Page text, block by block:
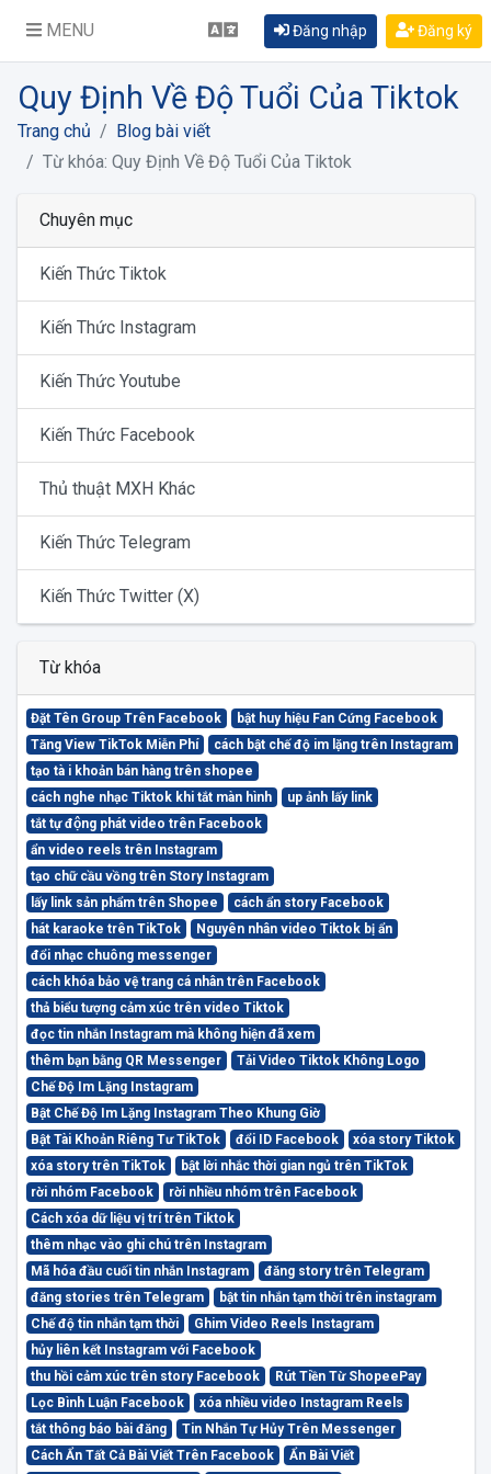
MENU Đăng nhập Đăng ký
Quy Định Về Độ Tuổi Của Tiktok
Trang chủ
Blog bài viết
Từ khóa: Quy Định Về Độ Tuổi Của Tiktok
Chuyên mục
Kiến Thức Tiktok
Kiến Thức Instagram
Kiến Thức Youtube
Kiến Thức Facebook
Thủ thuật MXH Khác
Kiến Thức Telegram
Kiến Thức Twitter (X)
Từ khóa
Đặt Tên Group Trên Facebook
bật huy hiệu Fan Cứng Facebook
Tăng View TikTok Miễn Phí
cách bật chế độ im lặng trên Instagram
tạo tà i khoản bán hàng trên shopee
cách nghe nhạc Tiktok khi tắt màn hình
up ảnh lấy link
tắt tự động phát video trên Facebook
ẩn video reels trên Instagram
tạo chữ cầu vồng trên Story Instagram
lấy link sản phẩm trên Shopee
cách ẩn story Facebook
hát karaoke trên TikTok
Nguyên nhân video Tiktok bị ẩn
đổi nhạc chuông messenger
cách khóa bảo vệ trang cá nhân trên Facebook
thả biểu tượng cảm xúc trên video Tiktok
đọc tin nhắn Instagram mà không hiện đã xem
thêm bạn bằng QR Messenger
Tải Video Tiktok Không Logo
Chế Độ Im Lặng Instagram
Bật Chế Độ Im Lặng Instagram Theo Khung Giờ
Bật Tài Khoản Riêng Tư TikTok
đổi ID Facebook
xóa story Tiktok
xóa story trên TikTok
bật lời nhắc thời gian ngủ trên TikTok
rời nhóm Facebook
rời nhiều nhóm trên Facebook
Cách xóa dữ liệu vị trí trên Tiktok
thêm nhạc vào ghi chú trên Instagram
Mã hóa đầu cuối tin nhắn Instagram
đăng story trên Telegram
đăng stories trên Telegram
bật tin nhắn tạm thời trên instagram
Chế độ tin nhắn tạm thời
Ghim Video Reels Instagram
hủy liên kết Instagram với Facebook
thu hồi cảm xúc trên story Facebook
Rút Tiền Từ ShopeePay
Lọc Bình Luận Facebook
xóa nhiều video Instagram Reels
tắt thông báo bài đăng
Tin Nhắn Tự Hủy Trên Messenger
Cách Ẩn Tất Cả Bài Viết Trên Facebook
Ẩn Bài Viết